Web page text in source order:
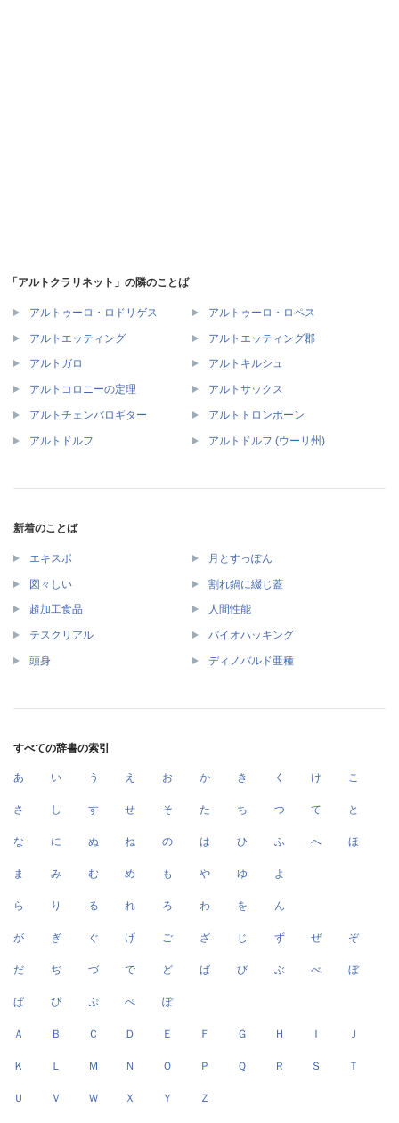
「アルトクラリネット」の隣のことば
アルトゥーロ・ロドリゲス アルトゥーロ・ロペス
アルトエッティング アルトエッティング郡
アルトガロ アルトキルシュ
アルトコロニーの定理 アルトサックス
アルトチェンバロギター アルトトロンボーン
アルトドルフ アルトドルフ (ウーリ州)
新着のことば
エキスポ 月とすっぽん
図々しい 割れ鍋に綴じ蓋
超加工食品 人間性能
テスクリアル バイオハッキング
頭身 ディノバルド亜種
すべての辞書の索引
あ い う え お か き く け こ
さ し す せ そ た ち つ て と
な に ぬ ね の は ひ ふ へ ほ
ま み む め も や ゆ よ
ら り る れ ろ わ を ん
が ぎ ぐ げ ご ざ じ ず ぜ ぞ
だ ぢ づ で ど ば び ぶ べ ぼ
ぱ ぴ ぷ ぺ ぽ
Ａ Ｂ Ｃ Ｄ Ｅ Ｆ Ｇ Ｈ Ｉ Ｊ
Ｋ Ｌ Ｍ Ｎ Ｏ Ｐ Ｑ Ｒ Ｓ Ｔ
Ｕ Ｖ Ｗ Ｘ Ｙ Ｚ